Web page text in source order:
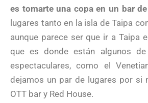
es tomarte una copa en un bar
lugares tanto en la isla de Taipa
aunque parece ser que ir a Taipa
que es donde están algunos
espectaculares, como el
dejamos un par de lugares por si
OTT bar y Red House.